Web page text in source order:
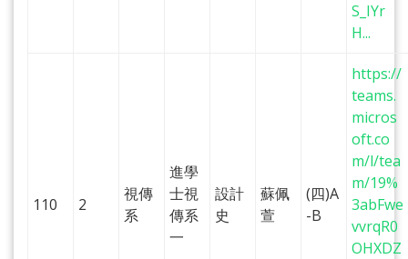
S_IYr
H...
110 2
視傳
系
進學
士視
傳系
一
設計
史
蘇佩
萱
(四)A
-B
https://
teams.
micros
oft.co
m/l/tea
m/19%
3abFwe
vvrqR0
OHXDZ